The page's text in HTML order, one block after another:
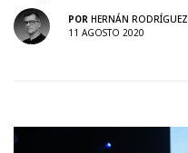
POR HERNÁN RODRÍGUEZ
11 AGOSTO 2020